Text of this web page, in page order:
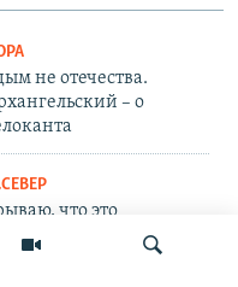
не отечества.
– о
что это
Проект Fertoke